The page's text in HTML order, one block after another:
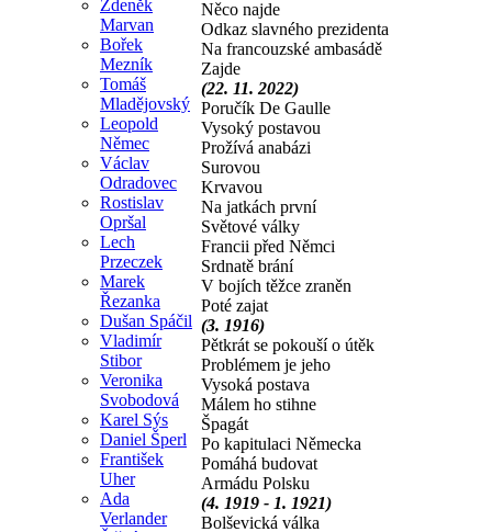
Zdeněk
Marvan
Bořek
Mezník
Tomáš
Mladějovský
Leopold
Němec
Václav
Odradovec
Rostislav
Opršal
Lech
Przeczek
Marek
Řezanka
Dušan Spáčil
Vladimír
Stibor
Veronika
Svobodová
Karel Sýs
Daniel Šperl
František
Uher
Ada
Verlander
Něco najde
Odkaz slavného prezidenta
Na francouzské ambasádě
Zajde
(22. 11. 2022)
Poručík De Gaulle
Vysoký postavou
Prožívá anabázi
Surovou
Krvavou
Na jatkách první
Světové války
Francii před Němci
Srdnatě brání
V bojích těžce zraněn
Poté zajat
(3. 1916)
Pětkrát se pokouší o útěk
Problémem je jeho
Vysoká postava
Málem ho stihne
Špagát
Po kapitulaci Německa
Pomáhá budovat
Armádu Polsku
(4. 1919 - 1. 1921)
Bolševická válka